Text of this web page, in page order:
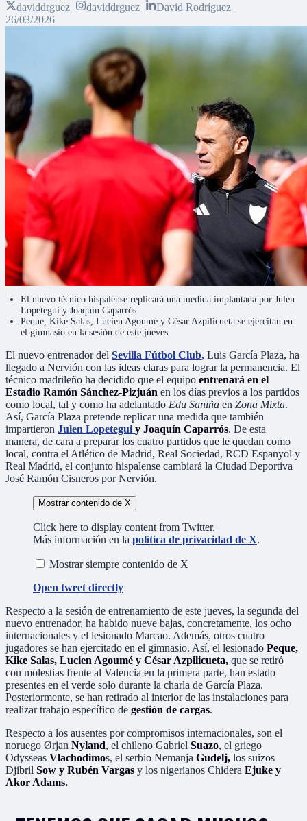
daviddrguez_
daviddrguez_
David Rodríguez
26/03/2026
El nuevo técnico hispalense replicará una medida implantada por Julen
Lopetegui y Joaquín Caparrós
Peque, Kike Salas, Lucien Agoumé y César Azpilicueta se ejercitan en
el gimnasio en la sesión de este jueves
El nuevo entrenador del Sevilla Fútbol Club, Luis García Plaza, ha
llegado a Nervión con las ideas claras para lograr la permanencia. El
técnico madrileño ha decidido que el equipo entrenará en el
Estadio Ramón Sánchez-Pizjuán en los días previos a los partidos
como local, tal y como ha adelantado Edu Saniña en Zona Mixta.
Así, García Plaza pretende replicar una medida que también
impartieron Julen Lopetegui y Joaquín Caparrós. De esta
manera, de cara a preparar los cuatro partidos que le quedan como
local, contra el Atlético de Madrid, Real Sociedad, RCD Espanyol y
Real Madrid, el conjunto hispalense cambiará la Ciudad Deportiva
José Ramón Cisneros por Nervión.
Mostrar contenido de X
Click here to display content from Twitter.
Más información en la política de privacidad de X.
Mostrar siempre contenido de X
Open tweet directly
Respecto a la sesión de entrenamiento de este jueves, la segunda del
nuevo entrenador, ha habido nueve bajas, concretamente, los ocho
internacionales y el lesionado Marcao. Además, otros cuatro
jugadores se han ejercitado en el gimnasio. Así, el lesionado Peque,
Kike Salas, Lucien Agoumé y César Azpilicueta, que se retiró
con molestias frente al Valencia en la primera parte, han estado
presentes en el verde solo durante la charla de García Plaza.
Posteriormente, se han retirado al interior de las instalaciones para
realizar trabajo específico de gestión de cargas.
Respecto a los ausentes por compromisos internacionales, son el
noruego Ørjan Nyland, el chileno Gabriel Suazo, el griego
Odysseas Vlachodimos, el serbio Nemanja Gudelj, los suizos
Djibril Sow y Rubén Vargas y los nigerianos Chidera Ejuke y
Akor Adams.